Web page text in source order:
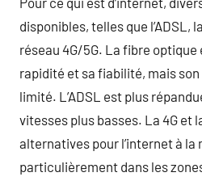
disponibles, telles que l’ADSL,
réseau 4G/5G. La fibre
rapidité et sa fiabilité, mais
limité. L’ADSL est plus
vitesses plus basses. La 4G et
alternatives pour l’internet à la
particulièrement dans les